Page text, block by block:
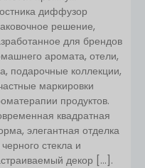
диффузор
решение,
для брендов
аромата, отели,
подарочные коллекции,
маркировки
продуктов.
квадратная
элегантная отделка
черного стекла и
декор [...].